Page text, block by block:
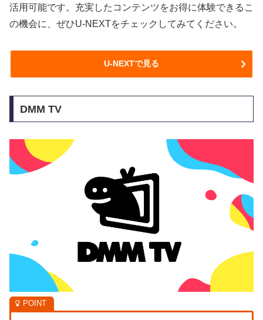
活用可能です。充実したコンテンツをお得に体験できるこ
の機会に、ぜひU-NEXTをチェックしてみてください。
U-NEXTで見る
DMM TV